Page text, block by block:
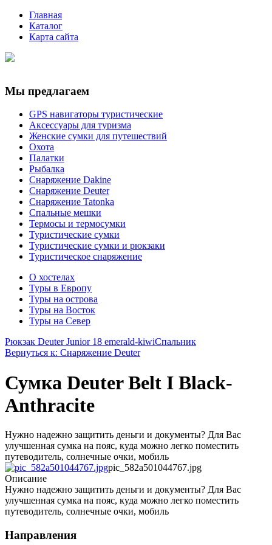
Главная
Каталог
Карта сайта
Мы предлагаем
GPS навигаторы туристические
Аксессуары для туризма
Женские сумки для путешествий
Охота
Палатки
Рыбалка
Снаряжение Dakine
Снаряжение Deuter
Снаряжение Tatonka
Спальные мешки
Термосы и термосумки
Туристические сумки
Туристические сумки и рюкзаки
Туристическое снаряжение
О хостелах
Туры в Европу
Туры на острова
Туры на Восток
Туры на Север
Рюкзак Deuter Junior 18 emerald-kiwiСпальник
Вернуться к: Снаряжение Deuter
Сумка Deuter Belt I Black-
Anthracite
Нужно надежно защитить деньги и документы? Для Вас
улучшенная сумка на пояс, куда можно легко поместить
путеводитель, солнечные очки, мобиль
pic_582a501044767.jpg
Описание
Нужно надежно защитить деньги и документы? Для Вас
улучшенная сумка на пояс, куда можно легко поместить
путеводитель, солнечные очки, мобиль
Направления